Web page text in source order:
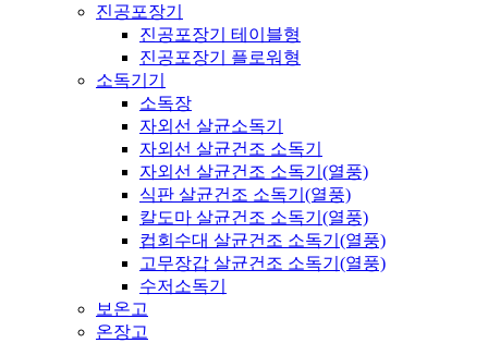
진공포장기
진공포장기 테이블형
진공포장기 플로워형
소독기기
소독장
자외선 살균소독기
자외선 살균건조 소독기
자외선 살균건조 소독기(열풍)
식판 살균건조 소독기(열풍)
칼도마 살균건조 소독기(열풍)
컵회수대 살균건조 소독기(열풍)
고무장갑 살균건조 소독기(열풍)
수저소독기
보온고
온장고